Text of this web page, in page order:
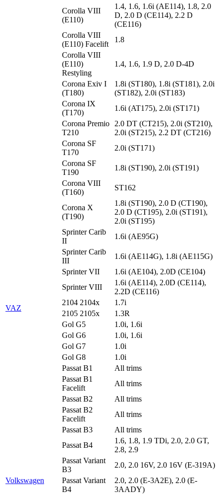
Corolla VIII
(E110)
1.4, 1.6, 1.6i (AE114), 1.8, 2.0
D, 2.0 D (CE114), 2.2 D
(CE116)
Corolla VIII
(E110) Facelift
1.8
Corolla VIII
(E110)
Restyling
1.4, 1.6, 1.9 D, 2.0 D-4D
Corona Exiv I
(T180)
1.8i (ST180), 1.8i (ST181), 2.0i
(ST182), 2.0i (ST183)
Corona IX
(T170)
1.6i (AT175), 2.0i (ST171)
Corona Premio
T210
2.0 DT (CT215), 2.0i (ST210),
2.0i (ST215), 2.2 DT (CT216)
Corona SF
T170
2.0i (ST171)
Corona SF
T190
1.8i (ST190), 2.0i (ST191)
Corona VIII
(T160)
ST162
Corona X
(T190)
1.8i (ST190), 2.0 D (CT190),
2.0 D (CT195), 2.0i (ST191),
2.0i (ST195)
Sprinter Carib
II
1.6i (AE95G)
Sprinter Carib
III
1.6i (AE114G), 1.8i (AE115G)
Sprinter VII
1.6i (AE104), 2.0D (CE104)
Sprinter VIII
1.6i (AE114), 2.0D (CE114),
2.2D (CE116)
VAZ
2104 2104x
1.7i
2105 2105x
1.3R
Volkswagen
Gol G5
1.0i, 1.6i
Gol G6
1.0i, 1.6i
Gol G7
1.0i
Gol G8
1.0i
Passat B1
All trims
Passat B1
Facelift
All trims
Passat B2
All trims
Passat B2
Facelift
All trims
Passat B3
All trims
Passat B4
1.6, 1.8, 1.9 TDi, 2.0, 2.0 GT,
2.8, 2.9
Passat Variant
B3
2.0, 2.0 16V, 2.0 16V (E-319A)
Passat Variant
B4
2.0, 2.0 (E-3A2E), 2.0 (E-
3AADY)